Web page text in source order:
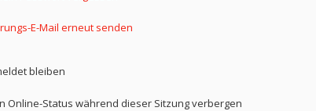
E-Mail erneut senden
bleiben
Online-Status während dieser Sitzung verbergen